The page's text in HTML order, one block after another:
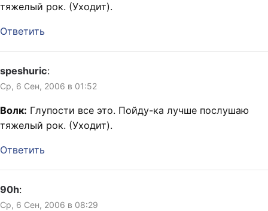
тяжелый рок. (Уходит).
Ответить
speshuric:
Ср, 6 Сен, 2006 в 01:52
Волк: Глупости все это. Пойду-ка лучше послушаю
тяжелый рок. (Уходит).
Ответить
90h:
Ср, 6 Сен, 2006 в 08:29